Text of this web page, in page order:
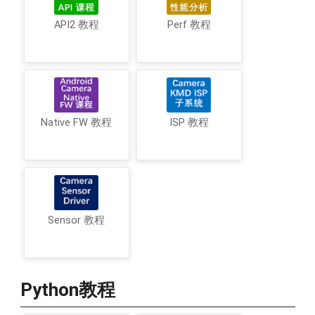
API2 教程 Perf 教程
Native FW 教程 ISP 教程
Sensor 教程
Python教程